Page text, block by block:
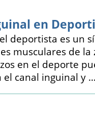
en
deportista es un
musculares de
en el deporte
el canal inguinal y